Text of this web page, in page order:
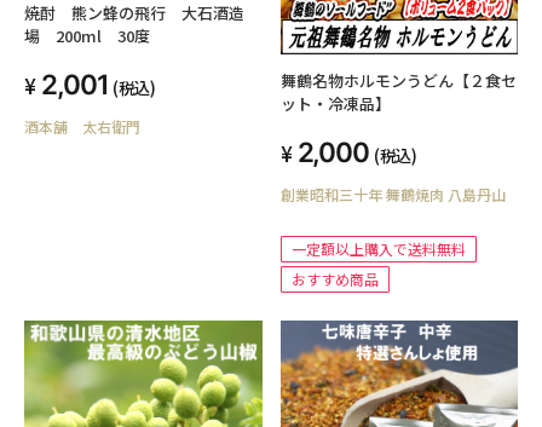
焼酎 熊ン蜂の飛行 大石酒造
場 200ml 30度
2,001 (税込)
酒本舗 太右衛門
舞鶴名物ホルモンうどん【２食セ
ット・冷凍品】
2,000 (税込)
創業昭和三十年 舞鶴焼肉 八島丹山
一定額以上購入で送料無料
おすすめ商品